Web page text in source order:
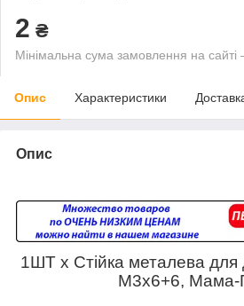
2 ₴
Мінімальна сума замовлення на
Опис Характеристики
Опис
1ШТ х Стійка металева для
M3x6+6, Мама-